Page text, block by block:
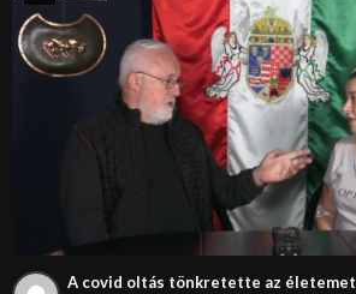
A covid oltás tönkretette az életemet